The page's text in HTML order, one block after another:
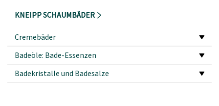
KNEIPP SCHAUMBÄDER
Cremebäder
Badeöle: Bade-Essenzen
Badekristalle und Badesalze